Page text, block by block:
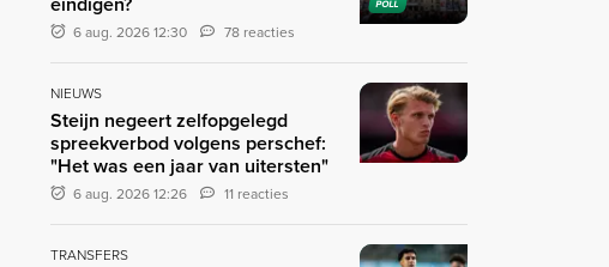
POLL
6 aug. 2026 12:30 78 reacties
NIEUWS
Steijn negeert zelfopgelegd
spreekverbod volgens perschef:
"Het was een jaar van uitersten"
6 aug. 2026 12:26 11 reacties
TRANSFERS